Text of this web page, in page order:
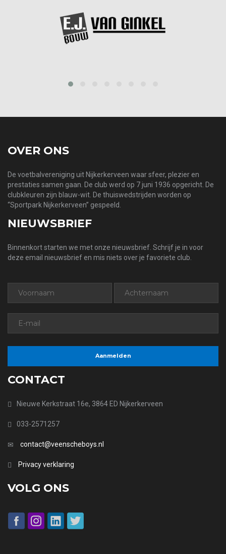
OVER ONS
De voetbalvereniging uit Nijkerkerveen waar sfeer, plezier en
prestaties samen gaan. De club werd op 7 juni 1936 opgericht. De
clubkleuren zijn blauw-wit. De thuiswedstrijden worden op
“Sportpark Nijkerkerveen” gespeeld.
NIEUWSBRIEF
Binnenkort starten we met onze nieuwsbrief. Schrijf je in voor
deze email nieuwsbrief en mis niets over je favoriete club.
CONTACT
Nieuwe Kerkstraat 16e, 3864 ED Nijkerkerveen
033-2571257
contact@veenscheboys.nl
Privacy verklaring
VOLG ONS